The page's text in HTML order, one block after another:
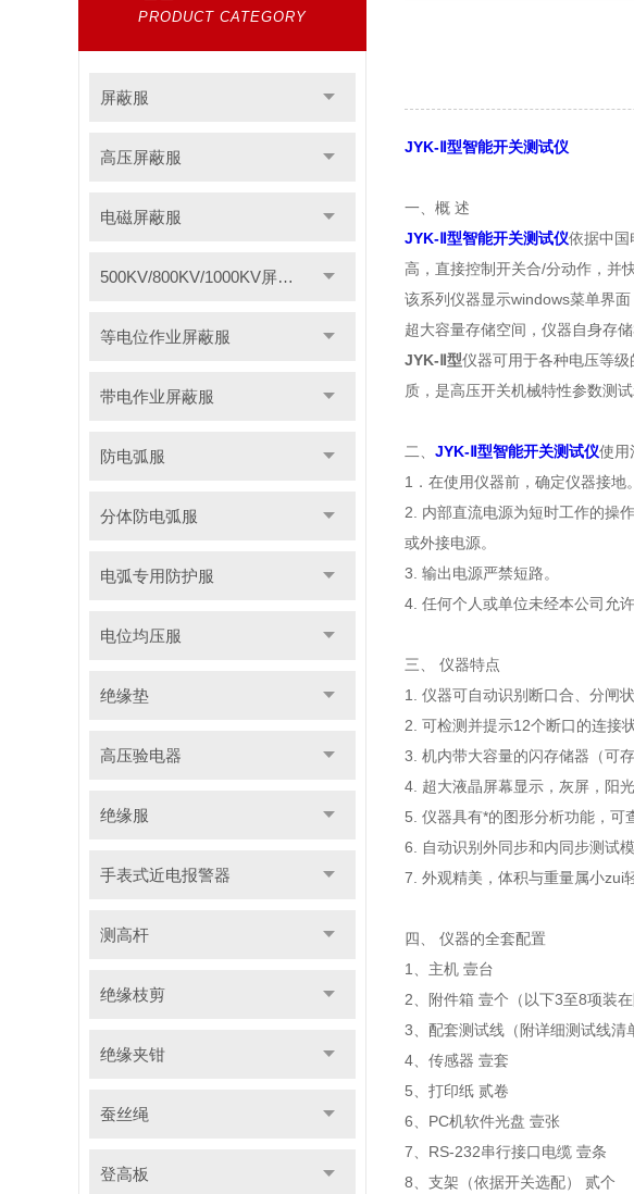
智能电力安全工器具柜 高压短路接地线
聚酰亚胺薄膜 1249聚酯氧绝缘漆快干型
聚酰亚胺玻璃布层压板 三聚氰胺层压板
过电压保护器 高空作业安全带
绝缘脚手架 VM63A便携式数显测振仪 导磁板
数显相序表 AGV刷板刷块
PRODUCT CATEGORY
屏蔽服
高压屏蔽服
电磁屏蔽服
500KV/800KV/1000KV屏蔽服
等电位作业屏蔽服
带电作业屏蔽服
防电弧服
分体防电弧服
电弧专用防护服
电位均压服
绝缘垫
高压验电器
绝缘服
手表式近电报警器
测高杆
绝缘枝剪
绝缘夹钳
蚕丝绳
登高板
JYK-Ⅱ型智能开关测试仪
一、概 述
JYK-Ⅱ型智能开关测试仪依据中
高，直接控制开关合/分动作，并
该系列仪器显示windows菜单界
超大容量存储空间，仪器自身存
JYK-Ⅱ型仪器可用于各种电压等
质，是高压开关机械特性参数测试
二、 JYK-Ⅱ型智能开关测试仪使用
1．在使用仪器前，确定仪器接地。
2. 内部直流电源为短时工作的操
或外接电源。
3. 输出电源严禁短路。
4. 任何个人或单位未经本公司允
三、 仪器特点
1. 仪器可自动识别断口合、分闸
2. 可检测并提示12个断口的连接
3. 机内带大容量的闪存储器（可
4. 超大液晶屏幕显示，灰屏，阳
5. 仪器具有*的图形分析功能，可
6. 自动识别外同步和内同步测试
7. 外观精美，体积与重量属小zui轻
四、 仪器的全套配置
1、主机 壹台
2、附件箱 壹个（以下3至8项装在
3、配套测试线（附详细测试线清
4、传感器 壹套
5、打印纸 贰卷
6、PC机软件光盘 壹张
7、RS-232串行接口电缆 壹条
8、支架（依据开关选配） 贰个